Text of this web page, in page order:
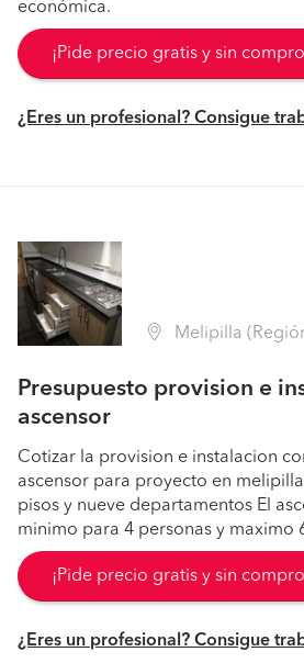
económica.
¡Pide precio gratis y sin
¿Eres un profesional? Consigue
Melipilla (Región
Presupuesto provision e
ascensor
Cotizar la provision e instalacion
ascensor para proyecto en
pisos y nueve departamentos El
minimo para 4 personas y maximo
¡Pide precio gratis y sin
¿Eres un profesional? Consigue